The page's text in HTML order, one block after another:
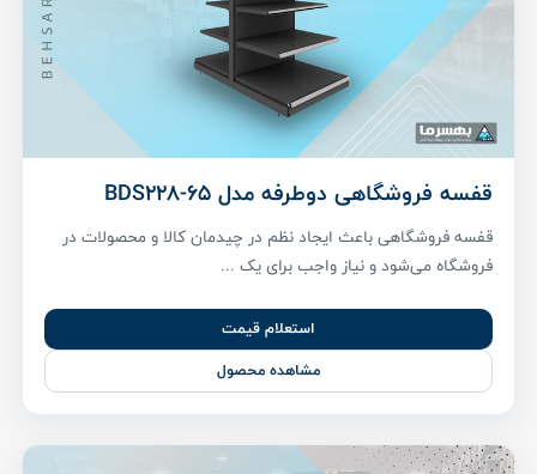
قفسه فروشگاهی دوطرفه مدل BDS228-65
قفسه فروشگاهی باعث ایجاد نظم در چیدمان کالا و محصولات در
فروشگاه می‌شود و نیاز واجب برای یک ...
استعلام قیمت
مشاهده محصول